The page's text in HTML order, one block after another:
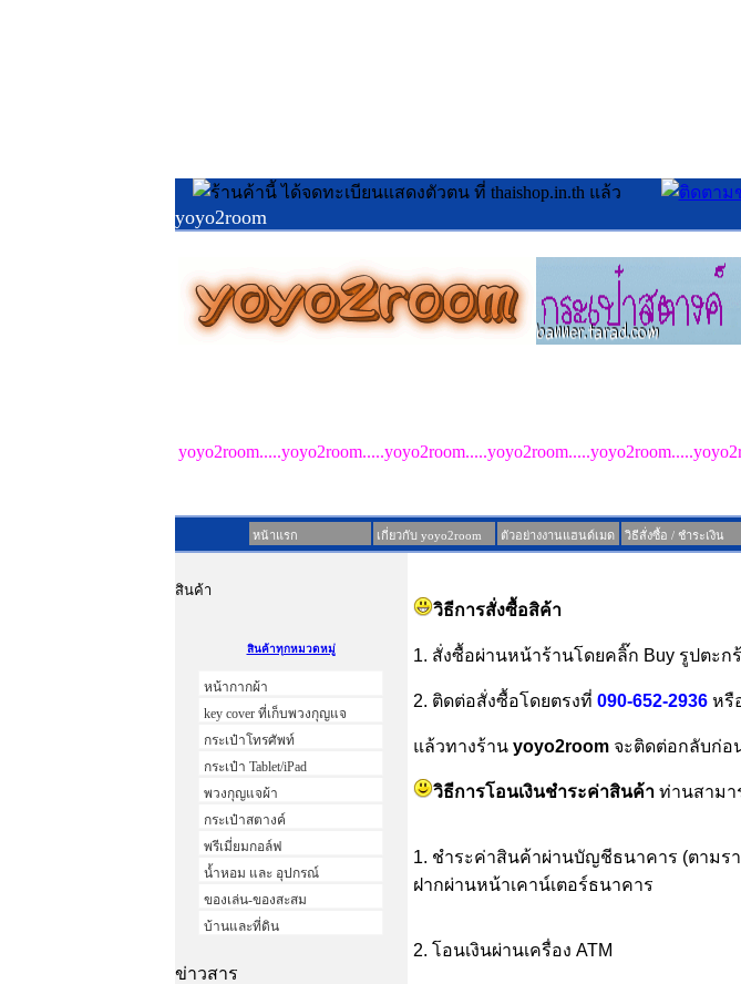
yoyo2room
หน้าแรก เกี่ยวกับ yoyo2room ตัวอย่างงานแฮนด์เมด วิธีสั่งซื้อ / ชำระเงิน
สินค้า
สินค้าทุกหมวดหมู่
หน้ากากผ้า
key cover ที่เก็บพวงกุญแจ
กระเป๋าโทรศัพท์
กระเป๋า Tablet/iPad
พวงกุญแจผ้า
กระเป๋าสตางค์
พรีเมี่ยมกอล์ฟ
น้ำหอม และ อุปกรณ์
ของเล่น-ของสะสม
บ้านและที่ดิน
ข่าวสาร
วิธีการสั่งซื้อสิค้า
1. สั่งซื้อผ่านหน้าร้านโดยคลิ๊ก Buy รูปตะ
2. ติดต่อสั่งซื้อโดยตรงที่ 090-652-2936หรื
แล้วทางร้าน yoyo2roomจะติดต่อกลับก่อ
วิธีการโอนเงินชำระค่าสินค้าท่านสามา
1. ชำระค่าสินค้าผ่านบัญชีธนาคาร (ตามร
ฝากผ่านหน้าเคาน์เตอร์ธนาคาร
2. โอนเงินผ่านเครื่อง ATM